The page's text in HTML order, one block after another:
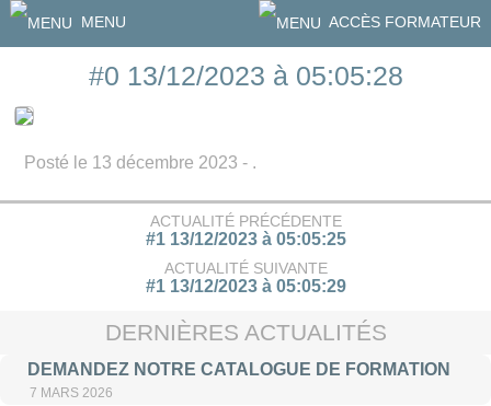
MENU ACCÈS FORMATEUR
#0 13/12/2023 à 05:05:28
Posté le 13 décembre 2023 - .
ACTUALITÉ PRÉCÉDENTE
#1 13/12/2023 à 05:05:25
ACTUALITÉ SUIVANTE
#1 13/12/2023 à 05:05:29
DERNIÈRES ACTUALITÉS
DEMANDEZ NOTRE CATALOGUE DE FORMATION
7 MARS 2026